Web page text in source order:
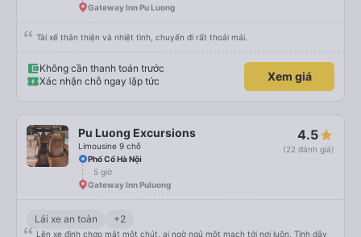
Gateway Inn Pu Luong
Tài xế thân thiện và nhiệt tình, chuyến đi rất thoải mái.
Không cần thanh toán trước
Xác nhận chỗ ngay lập tức
Xem giá
Pu Luong Excursions
Limousine 9 chỗ
4.5
(22 đánh giá)
Phố Cổ Hà Nội
5 giờ
Gateway Inn Puluong
Lái xe an toàn +2
Lên xe định chợp mắt một chút, ai ngờ ngủ một mạch tới nơi luôn. Tỉnh dậy